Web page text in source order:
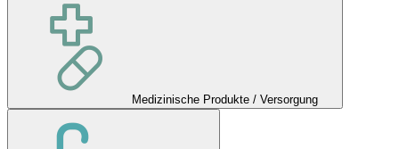
Medizinische Produkte / Versorgung